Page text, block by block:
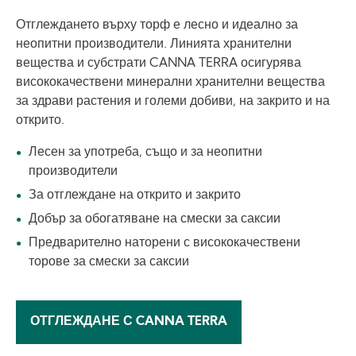
Отглеждането върху торф е лесно и идеално за
неопитни производители. Линията хранителни
вещества и субстрати CANNA TERRA осигурява
висококачествени минерални хранителни вещества
за здрави растения и големи добиви, на закрито и на
открито.
Лесен за употреба, също и за неопитни
производители
За отглеждане на открито и закрито
Добър за обогатяване на смески за саксии
Предварително наторени с висококачествени
торове за смески за саксии
ОТГЛЕЖДАНЕ С CANNA TERRA